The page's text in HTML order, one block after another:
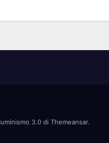
3.0 di Themeansar.